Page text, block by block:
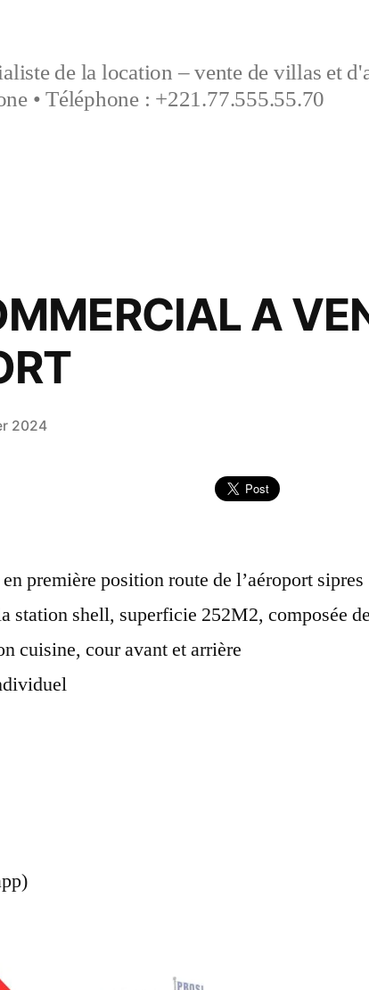
de la location – vente de villas et
• Téléphone : +221.77.555.55.70
A
2024
première position route de l’aéroport sipres
station shell, superficie 252M2, composée de
cuisine, cour avant et arrière